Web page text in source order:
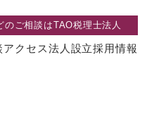
アクセス法人設立採用情報
のご相談はTAO税理士法人